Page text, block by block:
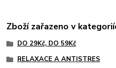
Zboží zařazeno v
DO 29Kč, DO 59Kč
RELAXACE A ANTISTRES